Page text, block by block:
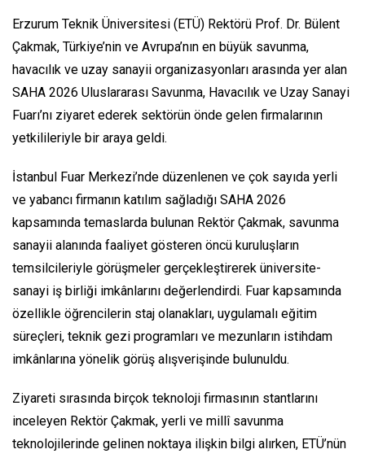
Erzurum Teknik Üniversitesi (ETÜ) Rektörü Prof. Dr. Bülent
Çakmak, Türkiye’nin ve Avrupa’nın en büyük savunma,
havacılık ve uzay sanayii organizasyonları arasında yer alan
SAHA 2026 Uluslararası Savunma, Havacılık ve Uzay Sanayi
Fuarı’nı ziyaret ederek sektörün önde gelen firmalarının
yetkilileriyle bir araya geldi.
İstanbul Fuar Merkezi’nde düzenlenen ve çok sayıda yerli
ve yabancı firmanın katılım sağladığı SAHA 2026
kapsamında temaslarda bulunan Rektör Çakmak, savunma
sanayii alanında faaliyet gösteren öncü kuruluşların
temsilcileriyle görüşmeler gerçekleştirerek üniversite-
sanayi iş birliği imkânlarını değerlendirdi. Fuar kapsamında
özellikle öğrencilerin staj olanakları, uygulamalı eğitim
süreçleri, teknik gezi programları ve mezunların istihdam
imkânlarına yönelik görüş alışverişinde bulunuldu.
Ziyareti sırasında birçok teknoloji firmasının stantlarını
inceleyen Rektör Çakmak, yerli ve millî savunma
teknolojilerinde gelinen noktaya ilişkin bilgi alırken, ETÜ’nün